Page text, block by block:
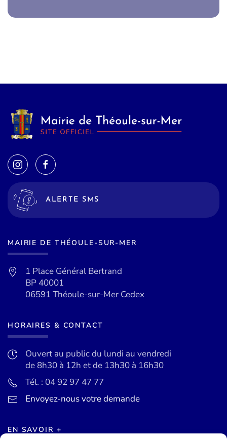
ALERTE SMS
MAIRIE DE THÉOULE-SUR-MER
1 Place Général Bertrand
BP 40001
06591 Théoule-sur-Mer Cedex
HORAIRES & CONTACT
Ouvert au public du lundi au vendredi
de 8h30 à 12h et de 13h30 à 16h30
Tél. : 04 92 97 47 77
Envoyez-nous votre demande
EN SAVOIR +